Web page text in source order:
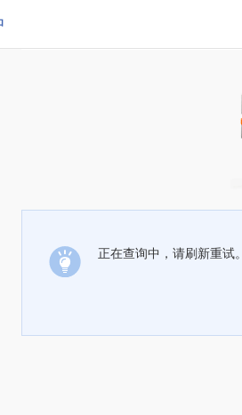
正在查询中，请刷新重试。